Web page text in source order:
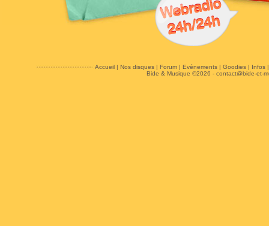
Accueil| Nos disques| Forum| Evénements| Goodies| Infos
Bide & Musique ©2026 - contact@bide-et-